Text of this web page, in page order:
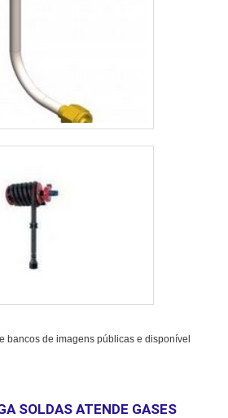
bancos de imagens públicas e disponível
SOLDAS ATENDE GASES